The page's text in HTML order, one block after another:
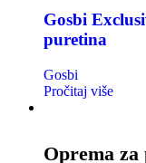
Gosbi
puretina
Gosbi
Pročitaj više
Oprema za